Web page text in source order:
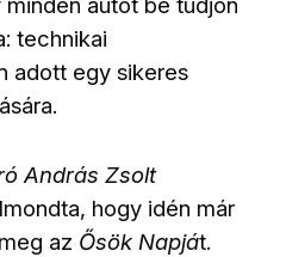
technikai
adott egy sikeres
András Zsolt
hogy idén már
az Ősök Napját.